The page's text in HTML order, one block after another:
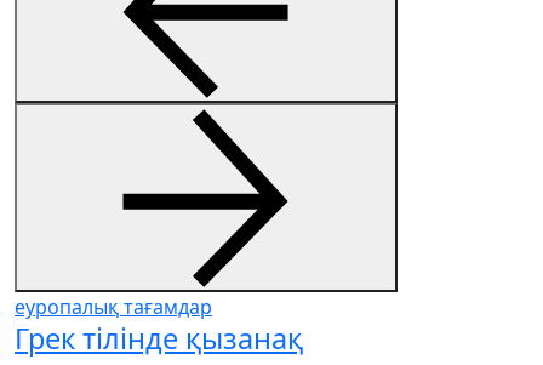
еуропалық тағамдар
Грек тілінде қызанақ